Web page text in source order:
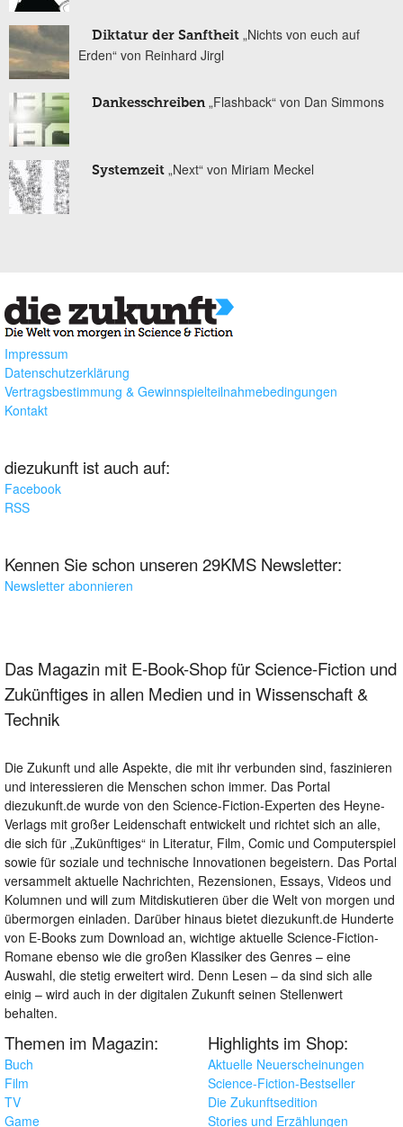
Diktatur der Sanftheit „Nichts von euch auf
Erden“ von Reinhard Jirgl
Dankesschreiben „Flashback“ von Dan Simmons
Systemzeit „Next“ von Miriam Meckel
Impressum
Datenschutzerklärung
Vertragsbestimmung & Gewinnspielteilnahmebedingungen
Kontakt
diezukunft ist auch auf:
Facebook
RSS
Kennen Sie schon unseren 29KMS Newsletter:
Newsletter abonnieren
Das Magazin mit E-Book-Shop für Science-Fiction und
Zukünftiges in allen Medien und in Wissenschaft &
Technik
Die Zukunft und alle Aspekte, die mit ihr verbunden sind, faszinieren
und interessieren die Menschen schon immer. Das Portal
diezukunft.de wurde von den Science-Fiction-Experten des Heyne-
Verlags mit großer Leidenschaft entwickelt und richtet sich an alle,
die sich für „Zukünftiges“ in Literatur, Film, Comic und Computerspiel
sowie für soziale und technische Innovationen begeistern. Das Portal
versammelt aktuelle Nachrichten, Rezensionen, Essays, Videos und
Kolumnen und will zum Mitdiskutieren über die Welt von morgen und
übermorgen einladen. Darüber hinaus bietet diezukunft.de Hunderte
von E-Books zum Download an, wichtige aktuelle Science-Fiction-
Romane ebenso wie die großen Klassiker des Genres – eine
Auswahl, die stetig erweitert wird. Denn Lesen – da sind sich alle
einig – wird auch in der digitalen Zukunft seinen Stellenwert
behalten.
Themen im Magazin:
Buch
Film
TV
Game
Highlights im Shop:
Aktuelle Neuerscheinungen
Science-Fiction-Bestseller
Die Zukunftsedition
Stories und Erzählungen